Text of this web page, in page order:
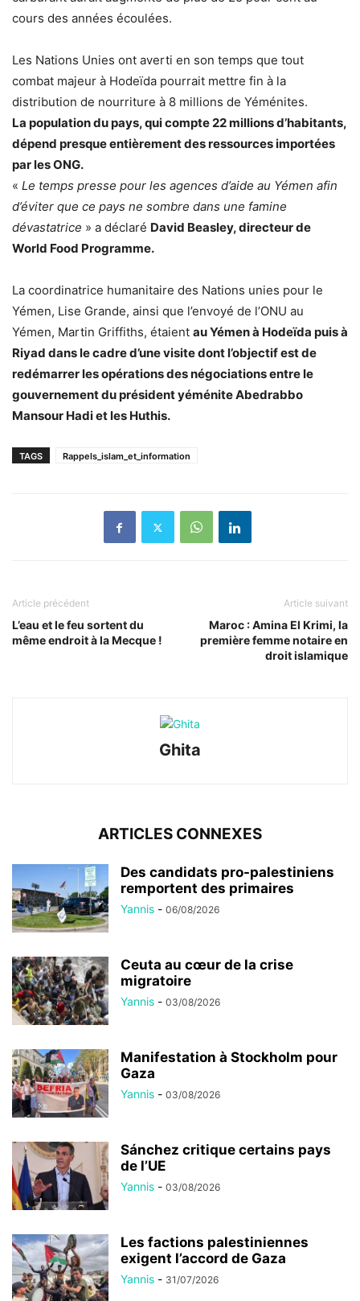
cours des années écoulées.
Les Nations Unies ont averti en son temps que tout
combat majeur à Hodeïda pourrait mettre fin à la
distribution de nourriture à 8 millions de Yéménites.
La population du pays, qui compte 22 millions d’habitants,
dépend presque entièrement des ressources importées
par les ONG.
« Le temps presse pour les agences d’aide au Yémen afin
d’éviter que ce pays ne sombre dans une famine
dévastatrice » a déclaré David Beasley, directeur de
World Food Programme.
La coordinatrice humanitaire des Nations unies pour le
Yémen, Lise Grande, ainsi que l’envoyé de l’ONU au
Yémen, Martin Griffiths, étaient au Yémen à Hodeïda puis à
Riyad dans le cadre d’une visite dont l’objectif est de
redémarrer les opérations des négociations entre le
gouvernement du président yéménite Abedrabbo
Mansour Hadi et les Huthis.
TAGS Rappels_islam_et_information
Article précédent
L’eau et le feu sortent du
même endroit à la Mecque !
Article suivant
Maroc : Amina El Krimi, la
première femme notaire en
droit islamique
Ghita
ARTICLES CONNEXES
Des candidats pro-palestiniens
remportent des primaires
Yannis - 06/08/2026
Ceuta au cœur de la crise
migratoire
Yannis - 03/08/2026
Manifestation à Stockholm pour
Gaza
Yannis - 03/08/2026
Sánchez critique certains pays
de l’UE
Yannis - 03/08/2026
Les factions palestiniennes
exigent l’accord de Gaza
Yannis - 31/07/2026